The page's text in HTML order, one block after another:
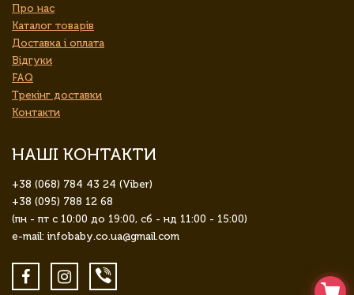
Про нас
Каталог товарів
Доставка і оплата
Відгуки
FAQ
Трекінг доставки
Контакти
НАШІ КОНТАКТИ
+38 (068) 784 43 24 (Viber)
+38 (095) 788 12 68
(пн - пт с 10:00 до 19:00, сб - нд 11:00 - 15:00)
e-mail: infobaby.co.ua@gmail.com